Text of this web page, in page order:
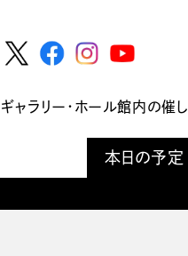
ギャラリー・ホール館内の催し
本日の予定